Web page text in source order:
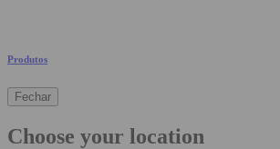
Produtos
Fechar
Choose your location